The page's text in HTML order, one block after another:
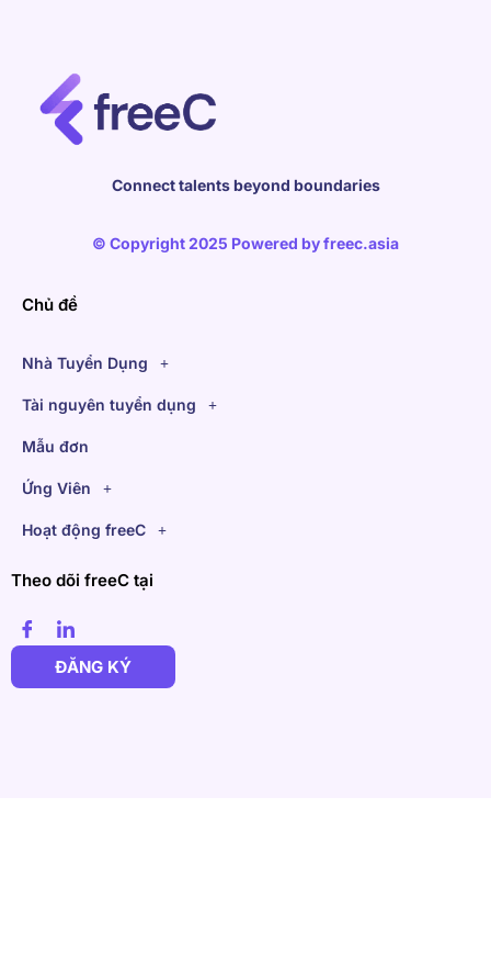
Connect talents beyond boundaries
© Copyright 2025 Powered byfreec.asia
Chủ đề
Nhà Tuyển Dụng
Tài nguyên tuyển dụng
Mẫu đơn
Ứng Viên
Hoạt động freeC
Theo dõi freeC tại
ĐĂNG KÝ